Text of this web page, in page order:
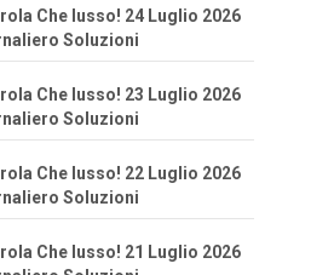
Che lusso! 24 Luglio 2026
Soluzioni
Che lusso! 23 Luglio 2026
Soluzioni
Che lusso! 22 Luglio 2026
Soluzioni
Che lusso! 21 Luglio 2026